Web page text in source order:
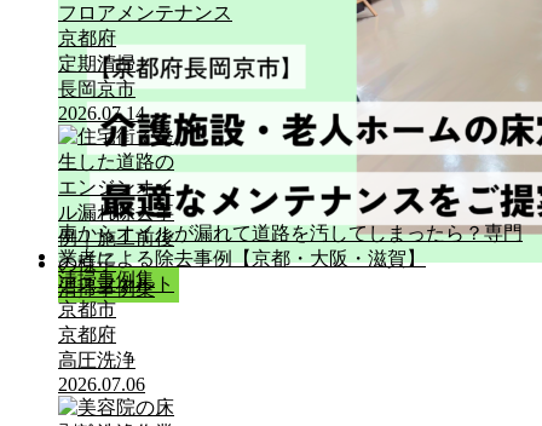
清掃事例集
フロアメンテナンス
京都府
定期清掃
長岡京市
2026.07.14
清掃事例集
車からオイルが漏れて道路を汚してしまったら？専門
業者による除去事例【京都・大阪・滋賀】
アスファルト
京都市
京都府
高圧洗浄
2026.07.06